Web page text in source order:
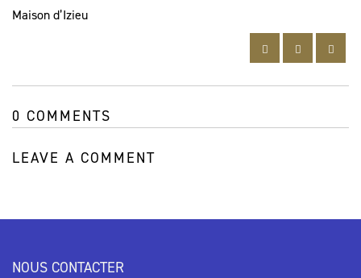
Maison d’Izieu
0 COMMENTS
LEAVE A COMMENT
NOUS CONTACTER